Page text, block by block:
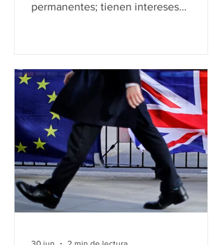
permanentes; tienen intereses
sobre el mundo como la forma en que
define y sostiene sus intereses
nacionales. Estados Unidos, que este 4
de julio celebra 250 años de
independencia, constituye
probablemente el ejemplo más
acabado. Cambiaron presidentes,
partidos, doctrinas y prioridades; pasó
del aislacionismo al inter